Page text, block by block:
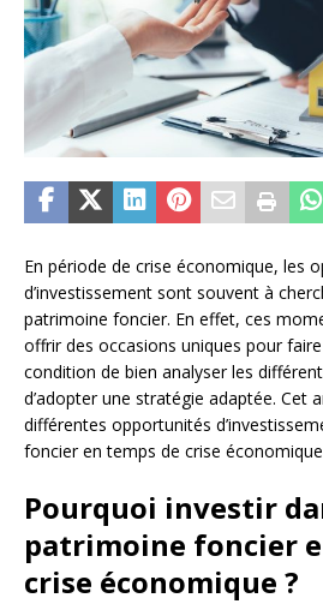
En période de crise économique, les
d’investissement sont souvent à
patrimoine foncier. En effet, ces
offrir des occasions uniques pour
condition de bien analyser les
d’adopter une stratégie adaptée. Cet
différentes opportunités
foncier en temps de crise
Pourquoi investir
patrimoine foncier
crise économique ?